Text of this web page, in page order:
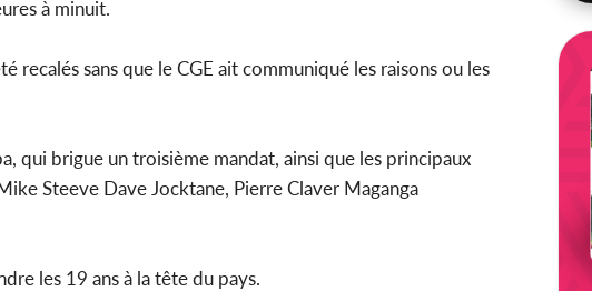
à minuit.
recalés sans que le CGE ait communiqué les raisons ou les
qui brigue un troisième mandat, ainsi que les principaux
Steeve Dave Jocktane, Pierre Claver Maganga
les 19 ans à la tête du pays.